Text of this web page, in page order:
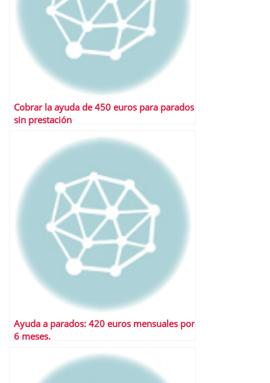
Cobrar la ayuda de 450 euros para parados
sin prestación
Ayuda a parados: 420 euros mensuales por
6 meses.